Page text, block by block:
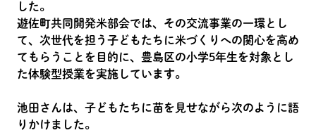
した。
遊佐町共同開発米部会では、その交流事業の一環とし
て、次世代を担う子どもたちに米づくりへの関心を高め
てもらうことを目的に、豊島区の小学5年生を対象とし
た体験型授業を実施しています。
池田さんは、子どもたちに苗を見せながら次のように語
りかけました。